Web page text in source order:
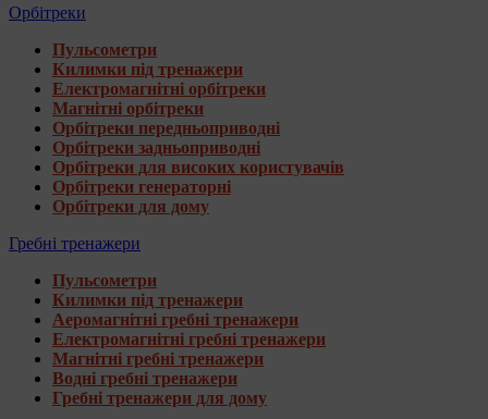
Орбітреки
Пульсометри
Килимки під тренажери
Електромагнітні орбітреки
Магнітні орбітреки
Орбітреки передньоприводні
Орбітреки задньоприводні
Орбітреки для високих користувачів
Орбітреки генераторні
Орбітреки для дому
Гребні тренажери
Пульсометри
Килимки під тренажери
Аеромагнітні гребні тренажери
Електромагнітні гребні тренажери
Магнітні гребні тренажери
Водні гребні тренажери
Гребні тренажери для дому